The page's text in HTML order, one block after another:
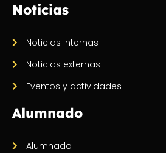
Noticias
Noticias internas
Noticias externas
Eventos y actividades
Alumnado
Alumnado